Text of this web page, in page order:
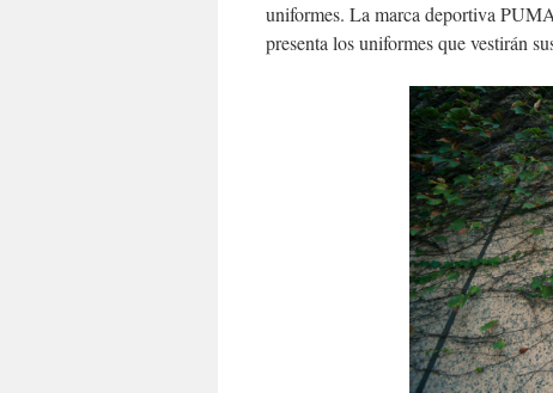
uniformes. La marca deportiva
presenta los uniformes que vestirán